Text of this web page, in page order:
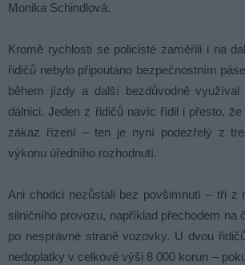
Monika Schindlová.
Kromě rychlosti se policisté zaměřili i na
řidičů nebylo připoutáno bezpečnostním
během jízdy a další bezdůvodně
dálnici. Jeden z řidičů navíc řídil i přesto,
zákaz řízení – ten je nyní podezřelý z
výkonu úředního rozhodnutí.
Ani chodci nezůstali bez povšimnutí – tři z
silničního provozu, například přechodem na
po nesprávné straně vozovky. U dvou
nedoplatky v celkové výši 8 000 korun –